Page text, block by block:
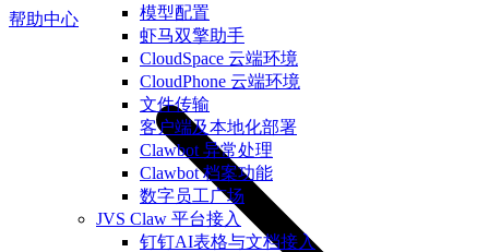
模型配置
虾马双擎助手
CloudSpace 云端环境
CloudPhone 云端环境
文件传输
客户端及本地化部署
Clawbot 异常处理
Clawbot 档案功能
数字员工广场
JVS Claw 平台接入
钉钉AI表格与文档接入
帮助中心